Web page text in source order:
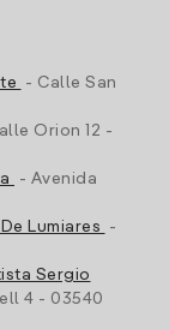
- Calle San
Orion 12 -
- Avenida
Lumiares
-
Sergio
4 - 03540